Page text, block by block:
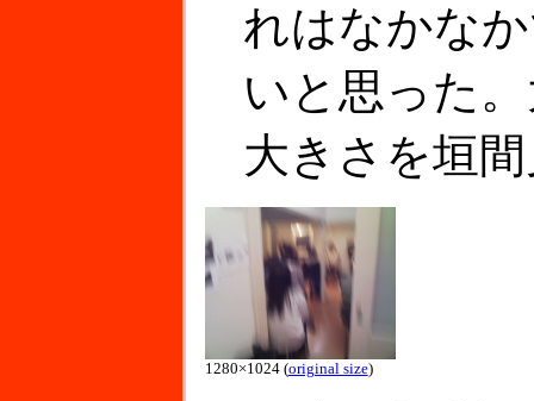
れはなかな
いと思った
大きさを垣
1280×1024 (original size)